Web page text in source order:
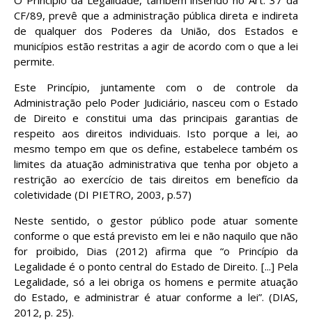
CF/89, prevê que a administração pública direta e indireta
de qualquer dos Poderes da União, dos Estados e
municípios estão restritas a agir de acordo com o que a lei
permite.
Este Princípio, juntamente com o de controle da
Administração pelo Poder Judiciário, nasceu com o Estado
de Direito e constitui uma das principais garantias de
respeito aos direitos individuais. Isto porque a lei, ao
mesmo tempo em que os define, estabelece também os
limites da atuação administrativa que tenha por objeto a
restrição ao exercício de tais direitos em benefício da
coletividade (DI PIETRO, 2003, p.57)
Neste sentido, o gestor público pode atuar somente
conforme o que está previsto em lei e não naquilo que não
for proibido, Dias (2012) afirma que “o Princípio da
Legalidade é o ponto central do Estado de Direito. [...] Pela
Legalidade, só a lei obriga os homens e permite atuação
do Estado, e administrar é atuar conforme a lei”. (DIAS,
2012, p. 25).